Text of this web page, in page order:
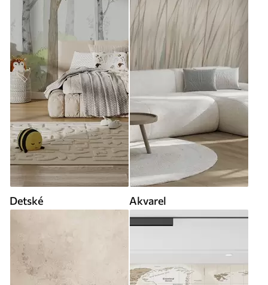
Detské Akvarel